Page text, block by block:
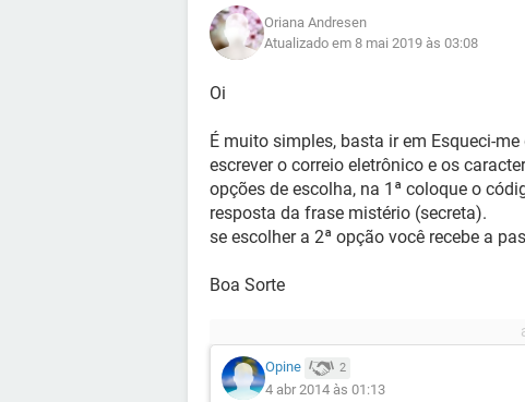
Oriana Andresen
Atualizado em 8 mai 2019 às 03:08
Oi
É muito simples, basta ir em Esqueci-
escrever o correio eletrônico e os
opções de escolha, na 1ª coloque o
resposta da frase mistério (secreta).
se escolher a 2ª opção você recebe a
Boa Sorte
Opine 2
4 abr 2014 às 01:13